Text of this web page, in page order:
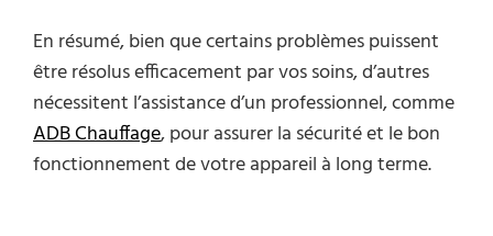
En résumé, bien que certains problèmes puissent
être résolus efficacement par vos soins, d’autres
nécessitent l’assistance d’un professionnel, comme
ADB Chauffage, pour assurer la sécurité et le bon
fonctionnement de votre appareil à long terme.